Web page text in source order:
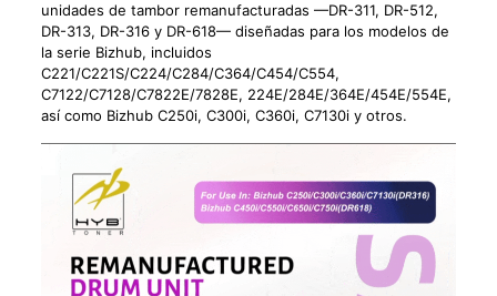
unidades de tambor remanufacturadas —DR-311, DR-512,
DR-313, DR-316 y DR-618— diseñadas para los modelos de
la serie Bizhub, incluidos
C221/C221S/C224/C284/C364/C454/C554,
C7122/C7128/C7822E/7828E, 224E/284E/364E/454E/554E,
así como Bizhub C250i, C300i, C360i, C7130i y otros.